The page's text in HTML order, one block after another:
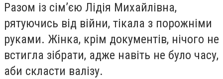
Разом із сім’єю Лідія Михайлівна,
рятуючись від війни, тікала з порожніми
руками. Жінка, крім документів, нічого не
встигла зібрати, адже навіть не було часу,
аби скласти валізу.